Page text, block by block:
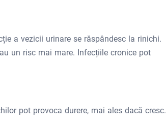
a vezicii urinare se răspândesc la rinichi.
un risc mai mare. Infecțiile cronice pot
pot provoca durere, mai ales dacă cresc.